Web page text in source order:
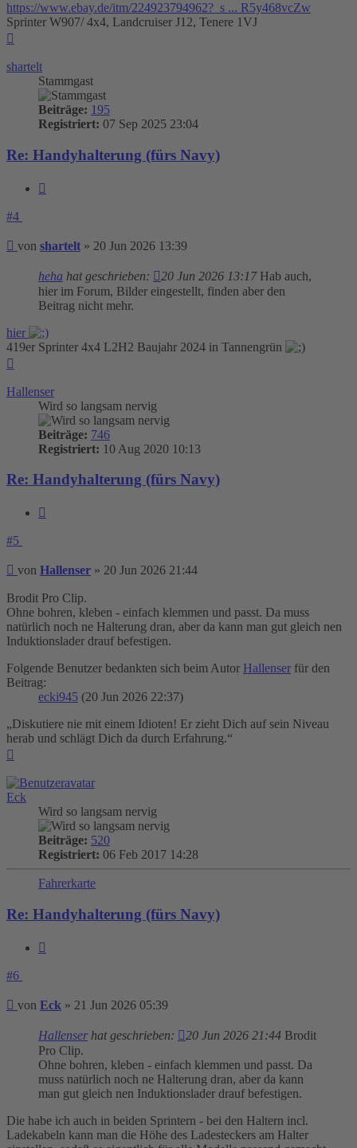
https://www.ebay.de/itm/224923794962?_s ... R5y468vcZw
Sprinter W907/ 4x4, Landcruiser J12, Tenere 1VJ
shartelt
Stammgast
Beiträge: 195
Registriert: 07 Sep 2025 23:04
Re: Handyhalterung (fürs Navy)
#4
Beitrag
von shartelt » 20 Jun 2026 13:39
heha hat geschrieben: 20 Jun 2026 13:17Hab auch,
hier im Forum, Bilder eingestellt, finden aber den
Beitrag nicht mehr.
hier
419er Sprinter 4x4 L2H2 Baujahr 2024 in Tannengrün
Hallenser
Wird so langsam nervig
Beiträge: 746
Registriert: 10 Aug 2020 10:13
Re: Handyhalterung (fürs Navy)
#5
Beitrag
von Hallenser » 20 Jun 2026 21:44
Brodit Pro Clip.
Ohne bohren, kleben - einfach klemmen und passt. Da muss
natürlich noch ne Halterung dran, aber da kann man gut gleich nen
Induktionslader drauf befestigen.
Folgende Benutzer bedankten sich beim Autor Hallenser für den
Beitrag:
ecki945 (20 Jun 2026 22:37)
„Diskutiere nie mit einem Idioten! Er zieht Dich auf sein Niveau
herab und schlägt Dich da durch Erfahrung.“
Eck
Wird so langsam nervig
Beiträge: 520
Registriert: 06 Feb 2017 14:28
Fahrerkarte
Re: Handyhalterung (fürs Navy)
#6
Beitrag
von Eck » 21 Jun 2026 05:39
Hallenser hat geschrieben: 20 Jun 2026 21:44 Brodit
Pro Clip.
Ohne bohren, kleben - einfach klemmen und passt. Da
muss natürlich noch ne Halterung dran, aber da kann
man gut gleich nen Induktionslader drauf befestigen.
Die habe ich auch in beiden Sprintern - bei den Haltern incl.
Ladekabeln kann man die Höhe des Ladesteckers am Halter